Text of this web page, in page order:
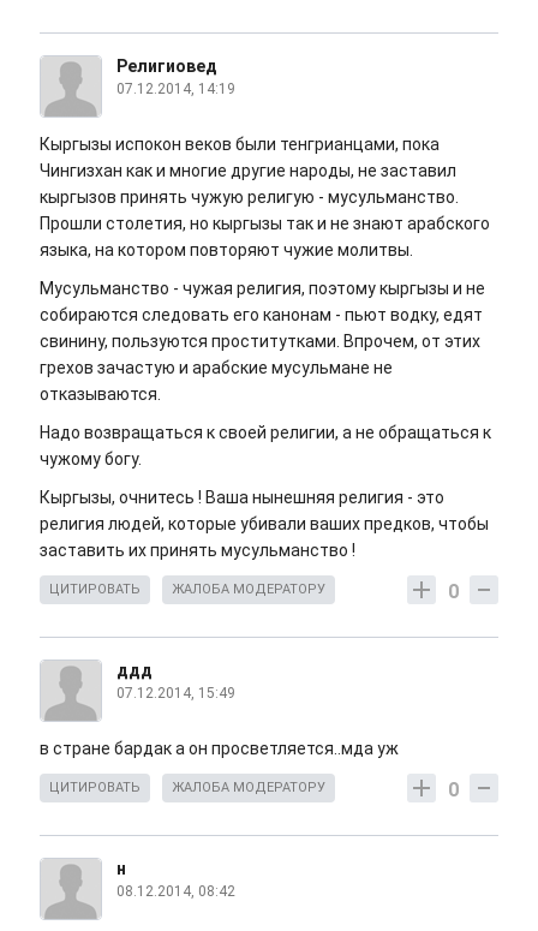
Религиовед
07.12.2014, 14:19
Кыргызы испокон веков были тенгрианцами, пока
Чингизхан как и многие другие народы, не заставил
кыргызов принять чужую религую - мусульманство.
Прошли столетия, но кыргызы так и не знают арабского
языка, на котором повторяют чужие молитвы.
Мусульманство - чужая религия, поэтому кыргызы и не
собираются следовать его канонам - пьют водку, едят
свинину, пользуются проститутками. Впрочем, от этих
грехов зачастую и арабские мусульмане не
отказываются.
Надо возвращаться к своей религии, а не обращаться к
чужому богу.
Кыргызы, очнитесь ! Ваша нынешняя религия - это
религия людей, которые убивали ваших предков, чтобы
заставить их принять мусульманство !
0
ЦИТИРОВАТЬ ЖАЛОБА МОДЕРАТОРУ
ддд
07.12.2014, 15:49
в стране бардак а он просветляется..мда уж
0
ЦИТИРОВАТЬ ЖАЛОБА МОДЕРАТОРУ
н
08.12.2014, 08:42